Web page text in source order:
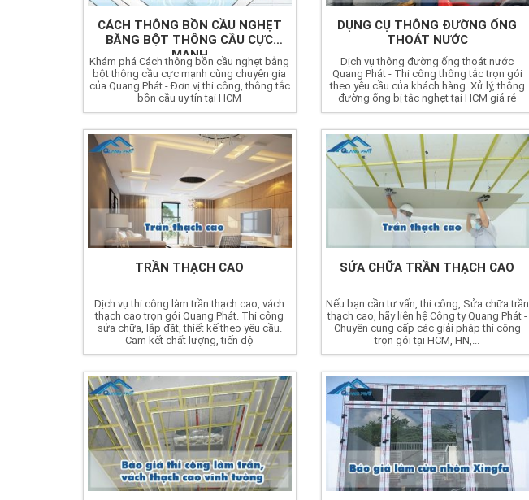
CÁCH THÔNG BỒN CẦU NGHẸT
BẰNG BỘT THÔNG CẦU CỰC
MẠNH
Khám phá Cách thông bồn cầu nghẹt bằng
bột thông cầu cực mạnh cùng chuyên gia
của Quang Phát - Đơn vị thi công, thông tắc
bồn cầu uy tín tại HCM
DỤNG CỤ THÔNG ĐƯỜNG ỐNG
THOÁT NƯỚC
Dịch vụ thông đường ống thoát nước
Quang Phát - Thi công thông tắc trọn gói
theo yêu cầu của khách hàng. Xử lý, thông
đường ống bị tắc nghẹt tại HCM giá rẻ
TRẦN THẠCH CAO
Dịch vụ thi công làm trần thạch cao, vách
thạch cao trọn gói Quang Phát. Thi công
sửa chữa, lắp đặt, thiết kế theo yêu cầu.
Cam kết chất lượng, tiến độ
SỬA CHỮA TRẦN THẠCH CAO
Nếu bạn cần tư vấn, thi công, Sửa chữa trần
thạch cao, hãy liên hệ Công ty Quang Phát -
Chuyên cung cấp các giải pháp thi công
trọn gói tại HCM, HN,...